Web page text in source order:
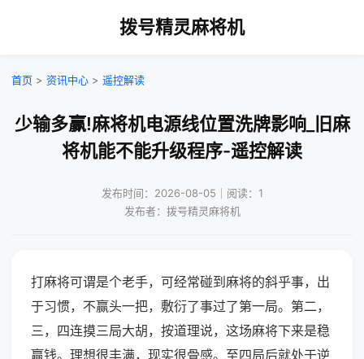
拨号精灵麻将机
首页 > 资讯中心 > 遥控解读
少输多赢!麻将机电源线位置洗牌影响_旧麻
将机能不能升级程序-遥控解读
发布时间：2026-08-05｜阅读：1
发布者：拨号精灵麻将机
打麻将可谓是个老手，可经常碰到麻将的斜乎事，出
于习惯，不赢头一把，敷衍了事过了第一局。第二，
三，四连摸三局大胡，按道理说，这场麻将下来是稳
赢钱。理想很丰满，现实很骨感。至四局后就处于逆